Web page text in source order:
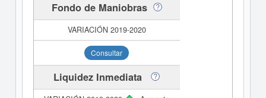
Fondo de Maniobras
Consultar
Liquidez Inmediata